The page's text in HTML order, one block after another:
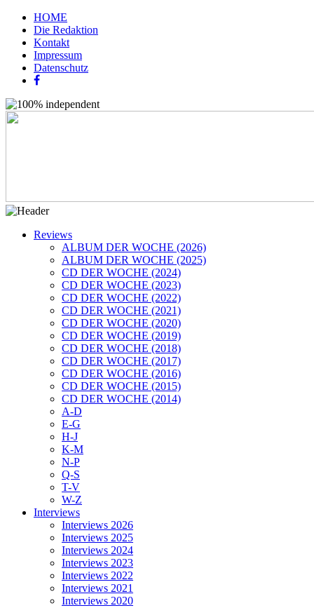
HOME
Die Redaktion
Kontakt
Impressum
Datenschutz
Reviews
ALBUM DER WOCHE (2026)
ALBUM DER WOCHE (2025)
CD DER WOCHE (2024)
CD DER WOCHE (2023)
CD DER WOCHE (2022)
CD DER WOCHE (2021)
CD DER WOCHE (2020)
CD DER WOCHE (2019)
CD DER WOCHE (2018)
CD DER WOCHE (2017)
CD DER WOCHE (2016)
CD DER WOCHE (2015)
CD DER WOCHE (2014)
A-D
E-G
H-J
K-M
N-P
Q-S
T-V
W-Z
Interviews
Interviews 2026
Interviews 2025
Interviews 2024
Interviews 2023
Interviews 2022
Interviews 2021
Interviews 2020